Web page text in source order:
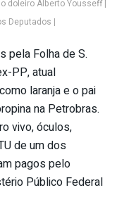
doleiro Alberto Yousseff |
Deputados |
pela Folha de S.
PP, atual
laranja e o pai
na Petrobras.
vivo, óculos,
de um dos
pagos pelo
Público Federal